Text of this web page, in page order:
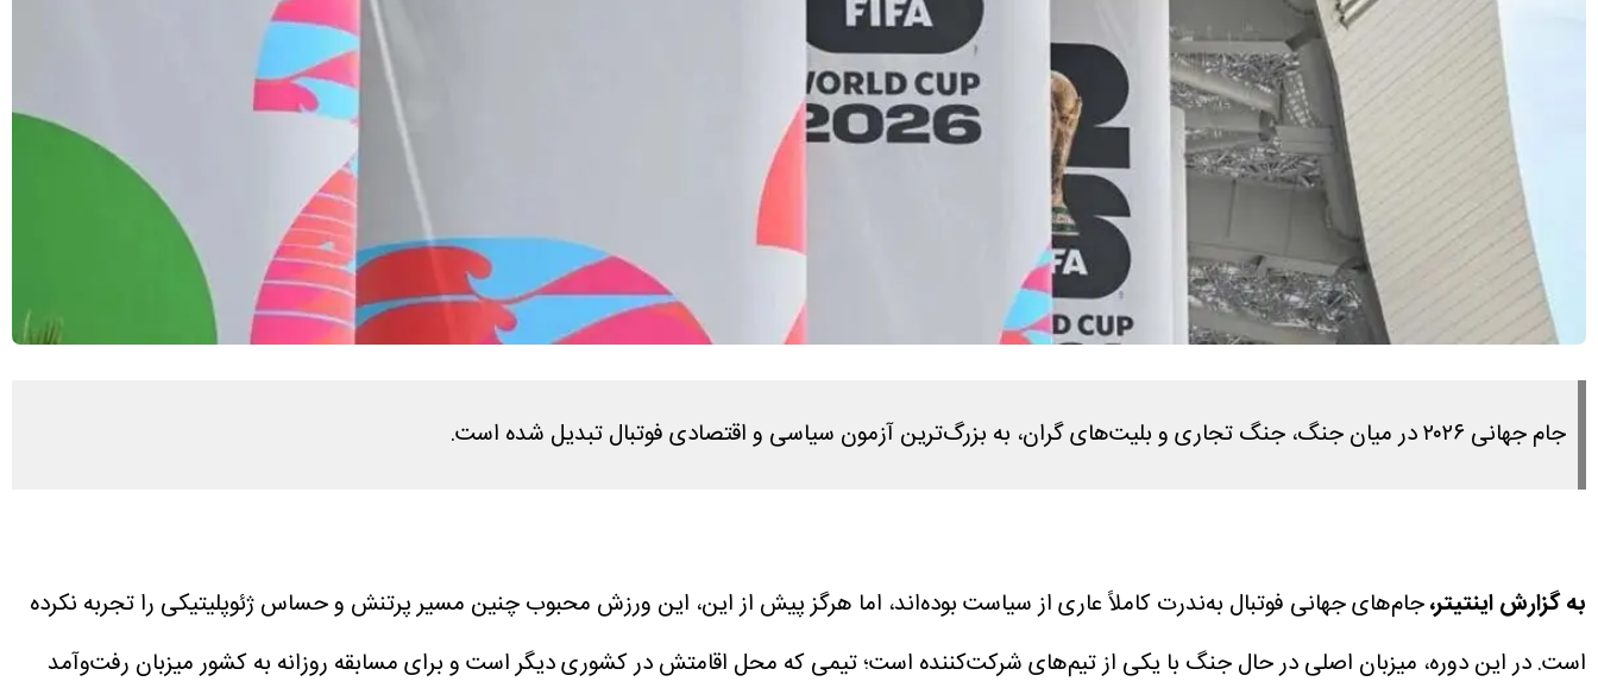
جام جهانی ۲۰۲۶ در میان جنگ، جنگ تجاری و بلیت‌های گران، به بزرگ‌ترین آزمون سیاسی و اقتصادی فوتبال تبدیل شده است.
به گزارش اینتیتر،جام‌های جهانی فوتبال به‌ندرت کاملاً عاری از سیاست بوده‌اند، اما هرگز پیش از این، این ورزش محبوب چنین مسیر پرتنش و حساس ژئوپلیتیکی را تجربه نکرده
است. در این دوره، میزبان اصلی در حال جنگ با یکی از تیم‌های شرکت‌کننده است؛ تیمی که محل اقامتش در کشوری دیگر است و برای مسابقه روزانه به کشور میزبان رفت‌وآمد